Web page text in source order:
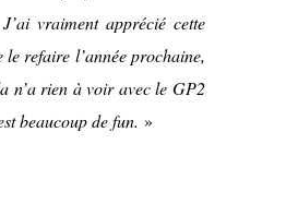
vraiment apprécié cette
refaire l’année prochaine,
n’a rien à voir avec le GP2
beaucoup de fun. »